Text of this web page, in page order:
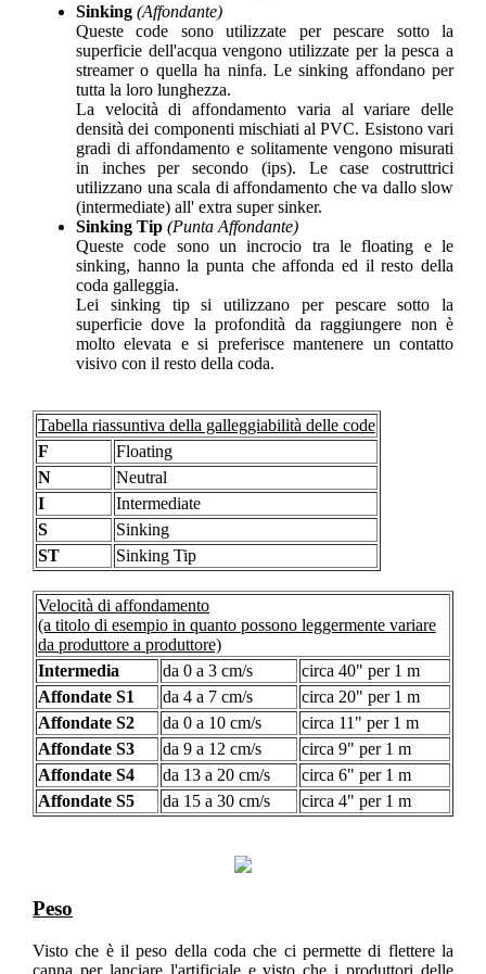
Sinking (Affondante)
Queste code sono utilizzate per pescare sotto la
superficie dell'acqua vengono utilizzate per la pesca a
streamer o quella ha ninfa. Le sinking affondano per
tutta la loro lunghezza.
La velocità di affondamento varia al variare delle
densità dei componenti mischiati al PVC. Esistono vari
gradi di affondamento e solitamente vengono misurati
in inches per secondo (ips). Le case costruttrici
utilizzano una scala di affondamento che va dallo slow
(intermediate) all' extra super sinker.
Sinking Tip (Punta Affondante)
Queste code sono un incrocio tra le floating e le
sinking, hanno la punta che affonda ed il resto della
coda galleggia.
Lei sinking tip si utilizzano per pescare sotto la
superficie dove la profondità da raggiungere non è
molto elevata e si preferisce mantenere un contatto
visivo con il resto della coda.
Tabella riassuntiva della galleggiabilità delle code
F
Floating
N
Neutral
I
Intermediate
S
Sinking
ST
Sinking Tip
Velocità di affondamento
(a titolo di esempio in quanto possono leggermente variare
da produttore a produttore)
Intermedia
da 0 a 3 cm/s
circa 40" per 1 m
Affondate S1
da 4 a 7 cm/s
circa 20" per 1 m
Affondate S2
da 0 a 10 cm/s
circa 11" per 1 m
Affondate S3
da 9 a 12 cm/s
circa 9" per 1 m
Affondate S4
da 13 a 20 cm/s
circa 6" per 1 m
Affondate S5
da 15 a 30 cm/s circa 4" per 1 m
Peso
Visto che è il peso della coda che ci permette di flettere la